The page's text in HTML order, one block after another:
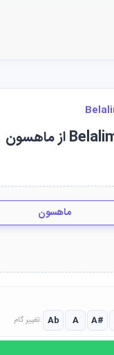
ماهسون
تغییر گام: Ab A A#